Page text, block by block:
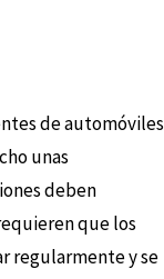
de automóviles
unas
deben
que los
regularmente y se